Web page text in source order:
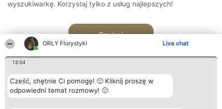
ORŁY Florystyki Live chat
13:04
Cześć, chętnie Ci pomogę! 🙂 Kliknij proszę w
odpowiedni temat rozmowy! 🙂
wyszukiwarkę. Korzystaj tylko z usług najlepszych!
Szukaj
Organizator plebiscytu Plebiscyt Kontakt